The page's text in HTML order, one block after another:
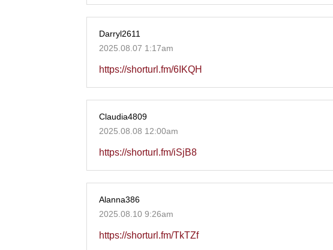
Darryl2611
2025.08.07 1:17am
https://shorturl.fm/6IKQH
Claudia4809
2025.08.08 12:00am
https://shorturl.fm/iSjB8
Alanna386
2025.08.10 9:26am
https://shorturl.fm/TkTZf